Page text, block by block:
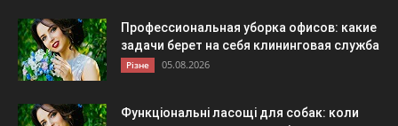
Профессиональная уборка офисов: какие
задачи берет на себя клининговая служба
Різне 05.08.2026
Функціональні ласощі для собак: коли